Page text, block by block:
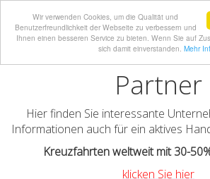
Wir verwenden Cookies, um die Qualität und
Benutzerfreundlichkeit der Webseite zu verbessern und
Ihnen einen besseren Service zu bieten. Wenn Sie auf
sich damit einverstanden. Mehr
Partner
Hier finden Sie interessante
Informationen auch für ein aktives
Kreuzfahrten weltweit mit 30-
klicken Sie hier